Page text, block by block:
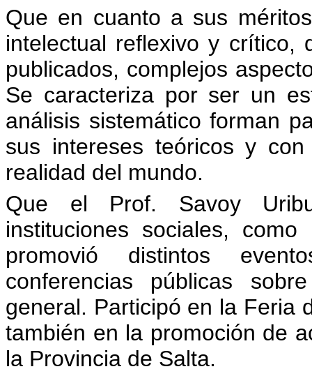
Que en cuanto a sus
intelectual reflexivo y crítico,
publicados, complejos
Se caracteriza por ser un
análisis sistemático forman
sus intereses teóricos y
realidad del mundo.
Que el Prof. Savoy
instituciones sociales,
promovió distintos
conferencias públicas
general. Participó en la Feria
también en la promoción de
la Provincia de Salta.